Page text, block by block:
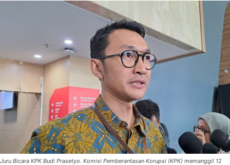
Juru Bicara KPK Budi Prasetyo. Komisi Pemberantasan Korupsi (KPK) memanggil 12